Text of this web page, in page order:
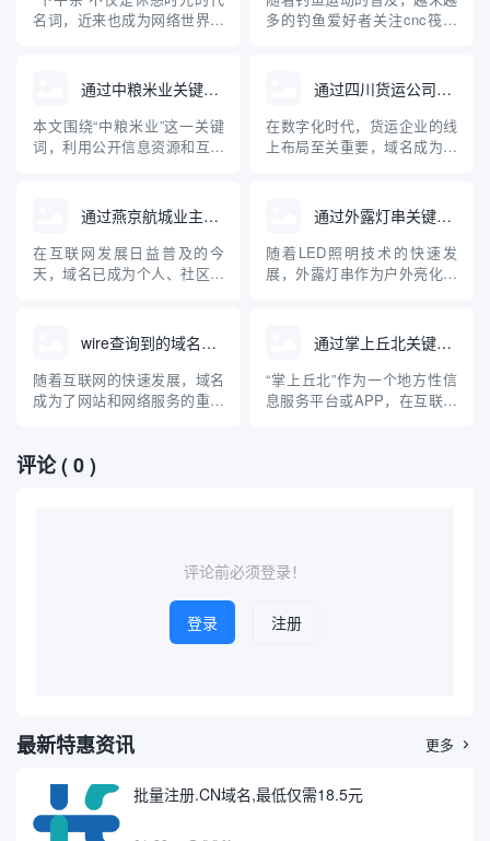
名词，近来也成为网络世界中
营企业的朋友来说，快速、准
确地查询域名及其关联信息是
一项十分重要的任务。本文将
对“下午茶”域名查询工具的原
多的钓鱼爱好者关注cnc筏钓
牌的域名注册及查询成为大家
关心的问题。本文将从“cnc筏
钓轮”出发，介绍如何查询相关
域名，并普及域名查询的基础
通过中粮米业关键词查询到的域名
本文围绕“中粮米业”这一关键
词，利用公开信息资源和互联
名，并探讨企业域名注册与保
护的重要性。通过具体案例，
普及企业开展网络布局、加强
品牌保护的科普知识，为中小
通过四川货运公司查询域名
在数字化时代，货运企业的线
上布局至关重要，域名成为企
公司查询其域名，以及域名在
货运行业中的重要作用，帮助
企业和个人规范管理和查询域
名，提高网络安全意识。
通过燕京航城业主群查询域名
在互联网发展日益普及的今
天，域名已成为个人、社区、
群”这样的社区组织，如何通过
群体资源、技术手段高效查找
相关域名，成为业主们关注的
话题。本文将介绍域名的基础
通过外露灯串关键词查询到的域名
随着LED照明技术的快速发
展，外露灯串作为户外亮化工
升。用户或企业在选择外露灯
串产品时，经常通过关键词搜
索，以获得相关的资讯、产品
或供应商信息。本文介绍了通
wire查询到的域名网站
随着互联网的快速发展，域名
成为了网站和网络服务的重要
具或关键词，帮助用户查询特
定的域名及其相关信息。本文
通过掌上丘北关键词查询到的域名
“掌上丘北”作为一个地方性信
息服务平台或APP，在互联网
开...
评论( 0 )
评论前必须登录！
登录 注册
最新特惠资讯 更多 
批量注册.CN域名,最低仅需18.5元